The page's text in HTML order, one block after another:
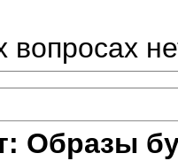
вопросах
Образы